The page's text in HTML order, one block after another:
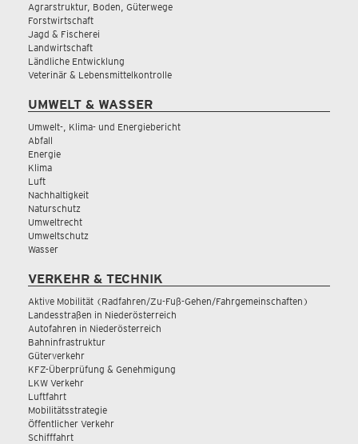
Agrarstruktur, Boden, Güterwege
Forstwirtschaft
Jagd & Fischerei
Landwirtschaft
Ländliche Entwicklung
Veterinär & Lebensmittelkontrolle
UMWELT & WASSER
Umwelt-, Klima- und Energiebericht
Abfall
Energie
Klima
Luft
Nachhaltigkeit
Naturschutz
Umweltrecht
Umweltschutz
Wasser
VERKEHR & TECHNIK
Aktive Mobilität (Radfahren/Zu-Fuß-Gehen/Fahrgemeinschaften)
Landesstraßen in Niederösterreich
Autofahren in Niederösterreich
Bahninfrastruktur
Güterverkehr
KFZ-Überprüfung & Genehmigung
LKW Verkehr
Luftfahrt
Mobilitätsstrategie
Öffentlicher Verkehr
Schifffahrt